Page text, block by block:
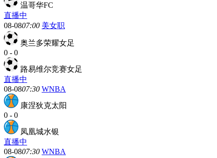
温哥华FC
直播中
08-0807:00 美女职
奥兰多荣耀女足
0 - 0
路易维尔竞赛女足
直播中
08-0807:30 WNBA
康涅狄克太阳
0 - 0
凤凰城水银
直播中
08-0807:30 WNBA